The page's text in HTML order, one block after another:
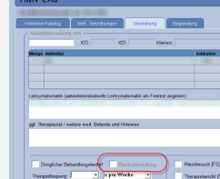
4.8.1
BARMER:
Wirtschaftliche
Verordnung
von
Lenalidomid
4.8.2
Hinweis
auf